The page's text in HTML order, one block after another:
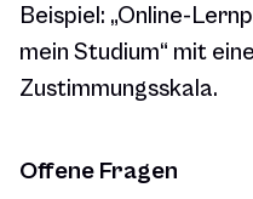
Beispiel: „Online-
mein Studium“ mit
Zustimmungsskala.
Offene Fragen